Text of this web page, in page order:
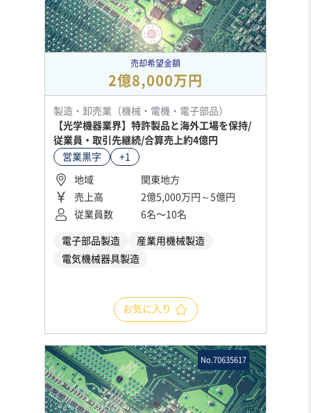
売却希望金額
2億8,000万円
製造・卸売業（機械・電機・電子部品）
【光学機器業界】特許製品と海外工場を保持/
従業員・取引先継続/合算売上約4億円
営業黒字
+1
地域
関東地方
売上高
2億5,000万円～5億円
従業員数
6名〜10名
電子部品製造
産業用機械製造
電気機械器具製造
お気に入り
No.70635617